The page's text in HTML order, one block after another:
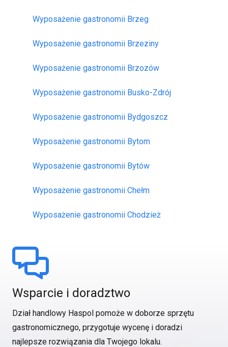
Wyposażenie gastronomii Brzeg
Wyposażenie gastronomii Brzeziny
Wyposażenie gastronomii Brzozów
Wyposażenie gastronomii Busko-Zdrój
Wyposażenie gastronomii Bydgoszcz
Wyposażenie gastronomii Bytom
Wyposażenie gastronomii Bytów
Wyposażenie gastronomii Chełm
Wyposażenie gastronomii Chodzież
Wsparcie i doradztwo
Dział handlowy Haspol pomoże w doborze sprzętu
gastronomicznego, przygotuje wycenę i doradzi
najlepsze rozwiązania dla Twojego lokalu.